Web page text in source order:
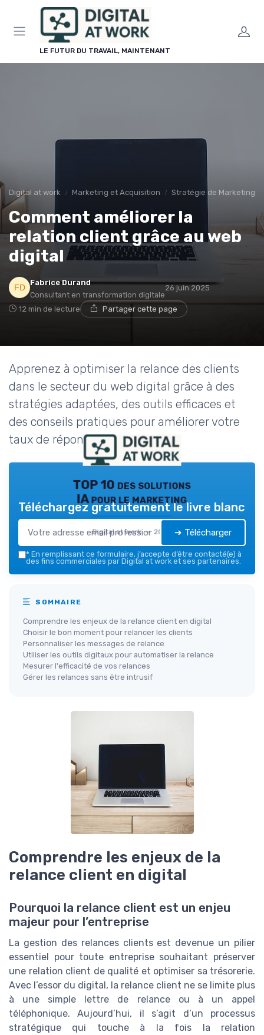
LE FUTUR DU TRAVAIL, MAINTENANT
Digital at work Marketing et Acquisition Stratégie de Marketing
Comment améliorer la
relation client grâce au web
digital
Fabrice Durand
Consultant en transformation digitale
26 juin 2025
12 min de lecture Partager cette page
Apprenez à optimiser la relance des clients
dans le secteur du web digital grâce à des
stratégies adaptées, des outils efficaces et
des conseils pratiques pour améliorer votre
taux de réponse.
TOP 10 des solutions
IA pour le marketing
Digital at work — 2026
Téléchargez gratuitement le livre blanc
➔ Télécharger
* En remplissant ce formulaire, j’accepte d’être contacté(e) à
des fins commerciales par Digital at work et ses partenaires.
SOMMAIRE
Comprendre les enjeux de la relance client en digital
Choisir le bon moment pour relancer les clients
Personnaliser les messages de relance
Utiliser les outils digitaux pour automatiser la relance
Mesurer l'efficacité de vos relances
Gérer les relances sans être intrusif
Comprendre les enjeux de la
relance client en digital
Pourquoi la relance client est un enjeu
majeur pour l’entreprise
La gestion des relances clients est devenue un pilier
essentiel pour toute entreprise souhaitant préserver
une relation client de qualité et optimiser sa trésorerie.
Avec l’essor du digital, la relance client ne se limite plus
à une simple lettre de relance ou à un appel
téléphonique. Aujourd’hui, il s’agit d’un processus
stratégique qui touche à la fois la relation
Panneau de gestion des cookies